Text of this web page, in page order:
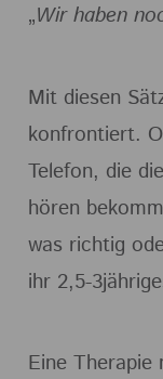
„Wir haben
Mit diesen
konfrontiert.
Telefon, die
hören
was richtig
ihr 2,5-
Eine Therapie